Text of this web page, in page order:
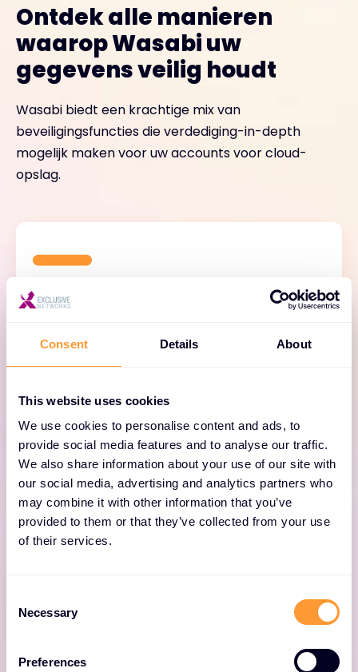
Consent Details About
This website uses cookies
We use cookies to personalise content and ads, to
provide social media features and to analyse our traffic.
We also share information about your use of our site with
our social media, advertising and analytics partners who
may combine it with other information that you’ve
provided to them or that they’ve collected from your use
of their services.
Necessary
Preferences
Ontdek alle manieren
waarop Wasabi uw
gegevens veilig houdt
Wasabi biedt een krachtige mix van
beveiligingsfuncties die verdediging-in-depth
mogelijk maken voor uw accounts voor cloud-
opslag.
accountbeveiliging, waaronder automatische
versleuteling, IAM, MFA en SSO.
archiveringsstructuur (write once, read many)